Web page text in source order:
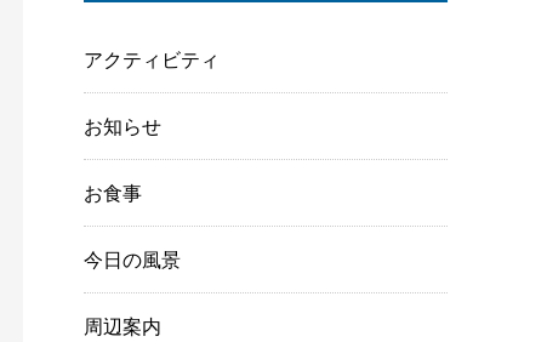
アクティビティ
お知らせ
お食事
今日の風景
周辺案内